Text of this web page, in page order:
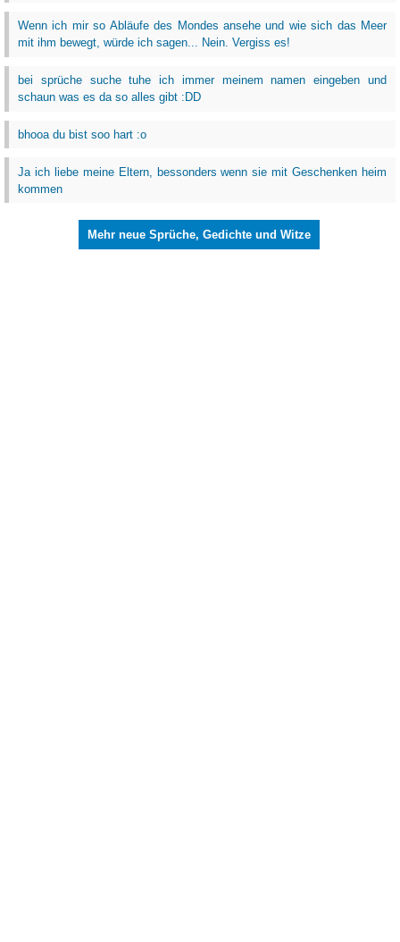
Wenn ich mir so Abläufe des Mondes ansehe und wie sich das Meer
mit ihm bewegt, würde ich sagen... Nein. Vergiss es!
bei sprüche suche tuhe ich immer meinem namen eingeben und
schaun was es da so alles gibt :DD
bhooa du bist soo hart :o
Ja ich liebe meine Eltern, bessonders wenn sie mit Geschenken heim
kommen
Mehr neue Sprüche, Gedichte und Witze